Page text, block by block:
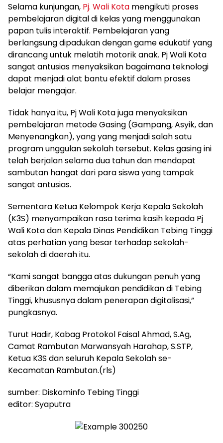
Selama kunjungan, Pj. Wali Kota mengikuti proses
pembelajaran digital di kelas yang menggunakan
papan tulis interaktif. Pembelajaran yang
berlangsung dipadukan dengan game edukatif yang
dirancang untuk melatih motorik anak. Pj Wali Kota
sangat antusias menyaksikan bagaimana teknologi
dapat menjadi alat bantu efektif dalam proses
belajar mengajar.
Tidak hanya itu, Pj Wali Kota juga menyaksikan
pembelajaran metode Gasing (Gampang, Asyik, dan
Menyenangkan), yang yang menjadi salah satu
program unggulan sekolah tersebut. Kelas gasing ini
telah berjalan selama dua tahun dan mendapat
sambutan hangat dari para siswa yang tampak
sangat antusias.
Sementara Ketua Kelompok Kerja Kepala Sekolah
(K3S) menyampaikan rasa terima kasih kepada Pj
Wali Kota dan Kepala Dinas Pendidikan Tebing Tinggi
atas perhatian yang besar terhadap sekolah-
sekolah di daerah itu.
“Kami sangat bangga atas dukungan penuh yang
diberikan dalam memajukan pendidikan di Tebing
Tinggi, khususnya dalam penerapan digitalisasi,”
pungkasnya.
Turut Hadir, Kabag Protokol Faisal Ahmad, S.Ag,
Camat Rambutan Marwansyah Harahap, S.STP,
Ketua K3S dan seluruh Kepala Sekolah se-
Kecamatan Rambutan.(rls)
sumber: Diskominfo Tebing Tinggi
editor: Syaputra